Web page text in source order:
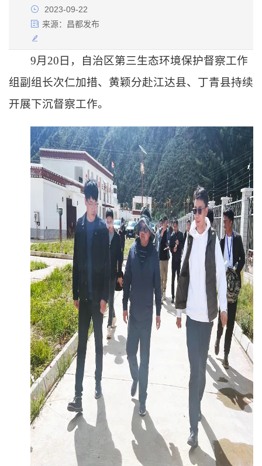
2023-09-22
来源： 昌都发布
9月20日，自治区第三生态环境保护督察工作
组副组长次仁加措、黄颖分赴江达县、丁青县持续
开展下沉督察工作。